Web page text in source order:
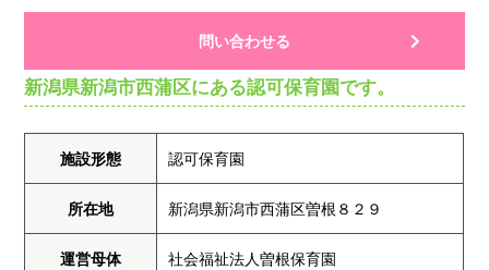
問い合わせる
新潟県新潟市西蒲区にある認可保育園です。
施設形態 認可保育園
所在地 新潟県新潟市西蒲区曽根８２９
運営母体 社会福祉法人曽根保育園